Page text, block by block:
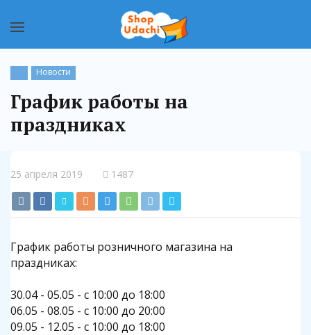
Новости
График работы на
праздниках
25 апреля 2019 1487
График работы розничного магазина на
праздниках:
30.04 - 05.05 - с 10:00 до 18:00
06.05 - 08.05 - с 10:00 до 20:00
09.05 - 12.05 - с 10:00 до 18:00